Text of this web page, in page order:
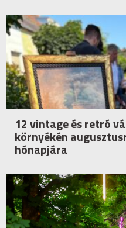
12 vintage és retró
környékén
hónapjára